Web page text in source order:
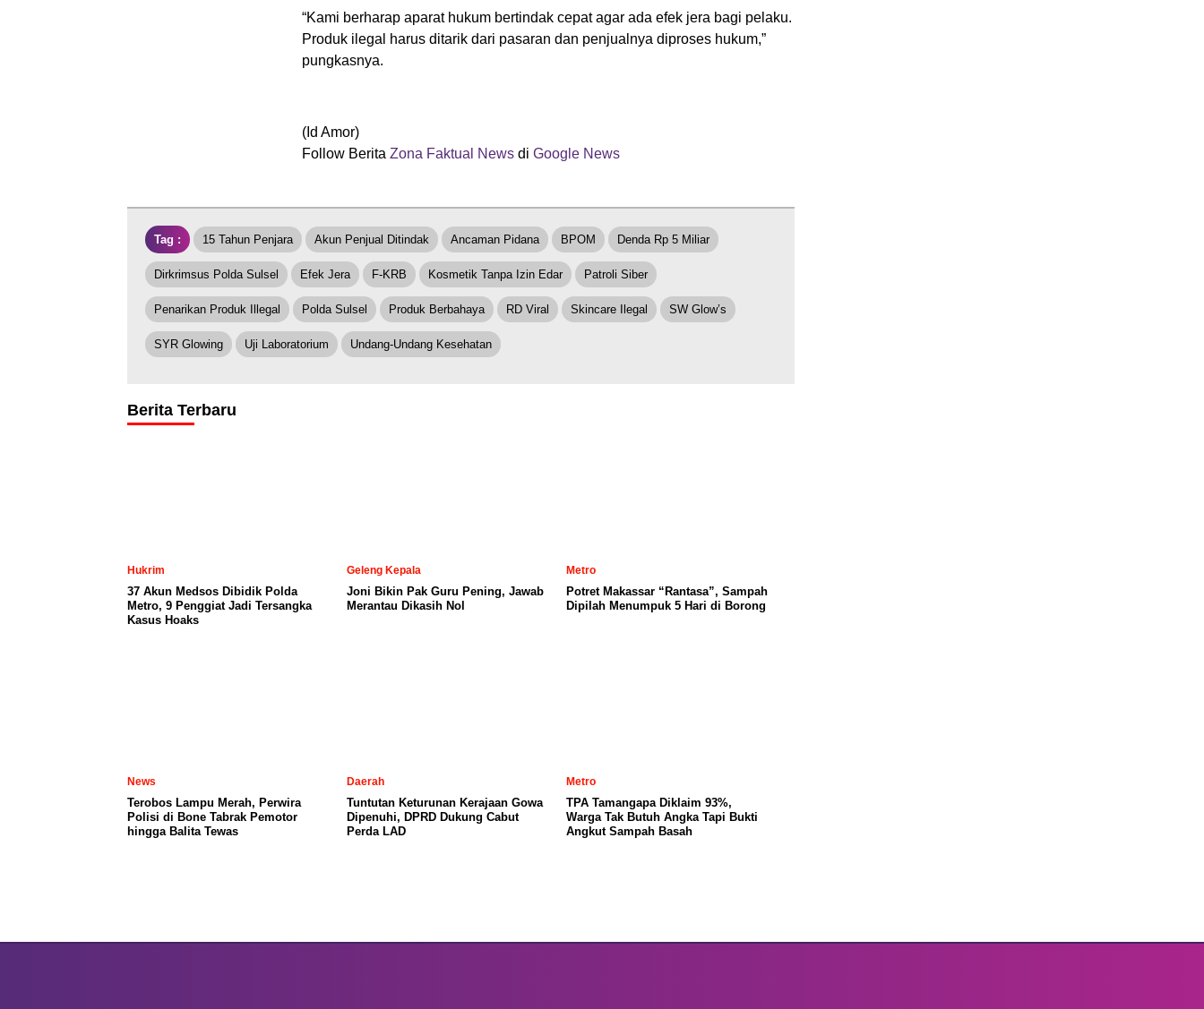
“Kami berharap aparat hukum bertindak cepat agar ada efek jera bagi pelaku.
Produk ilegal harus ditarik dari pasaran dan penjualnya diproses hukum,”
pungkasnya.
(Id Amor)
Follow Berita Zona Faktual News di Google News
Tag : 15 Tahun Penjara Akun Penjual Ditindak Ancaman Pidana BPOM Denda Rp 5 Miliar
Dirkrimsus Polda Sulsel Efek Jera F-KRB Kosmetik Tanpa Izin Edar Patroli Siber
Penarikan Produk Illegal Polda Sulsel Produk Berbahaya RD Viral Skincare Ilegal SW Glow’s
SYR Glowing Uji Laboratorium Undang-Undang Kesehatan
Berita Terbaru
Hukrim
37 Akun Medsos Dibidik Polda
Metro, 9 Penggiat Jadi Tersangka
Kasus Hoaks
Geleng Kepala
Joni Bikin Pak Guru Pening, Jawab
Merantau Dikasih Nol
Metro
Potret Makassar “Rantasa”, Sampah
Dipilah Menumpuk 5 Hari di Borong
News
Terobos Lampu Merah, Perwira
Polisi di Bone Tabrak Pemotor
hingga Balita Tewas
Daerah
Tuntutan Keturunan Kerajaan Gowa
Dipenuhi, DPRD Dukung Cabut
Perda LAD
Metro
TPA Tamangapa Diklaim 93%,
Warga Tak Butuh Angka Tapi Bukti
Angkut Sampah Basah